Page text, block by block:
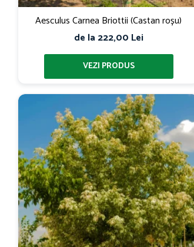
Aesculus Carnea Briottii (Castan roșu)
de la 222,00 Lei